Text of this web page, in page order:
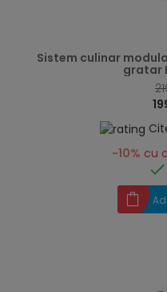
Sistem culinar
gratar
-10% cu
